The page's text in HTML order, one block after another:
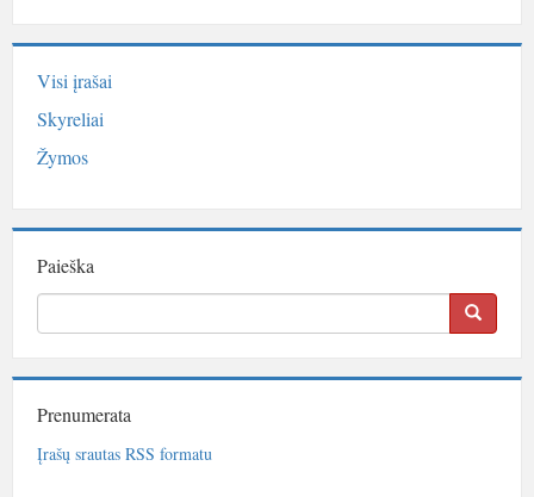
Visi įrašai
Skyreliai
Žymos
Paieška
Prenumerata
Įrašų srautas RSS formatu